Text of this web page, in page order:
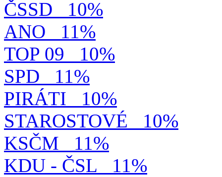
ČSSD
10%
ANO
11%
TOP 09
10%
SPD
11%
PIRÁTI
10%
STAROSTOVÉ
10%
KSČM
11%
KDU - ČSL
11%